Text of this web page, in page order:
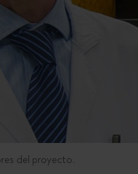
del proyecto.